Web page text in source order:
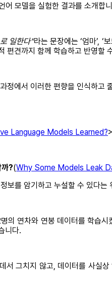
모델을 실험한 결과를 소개합
일한다”라는 문장에는 ‘엄마’, ‘
편견까지 함께 학습하고 반영할
정에서 이러한 편향을 인식하고
Language Models Learned?>
?(Why Some Models Leak
보를 암기하고 누설할 수 있다는
의 연차와 연봉 데이터를 학습
니다.
서 그치지 않고, 데이터를 사실